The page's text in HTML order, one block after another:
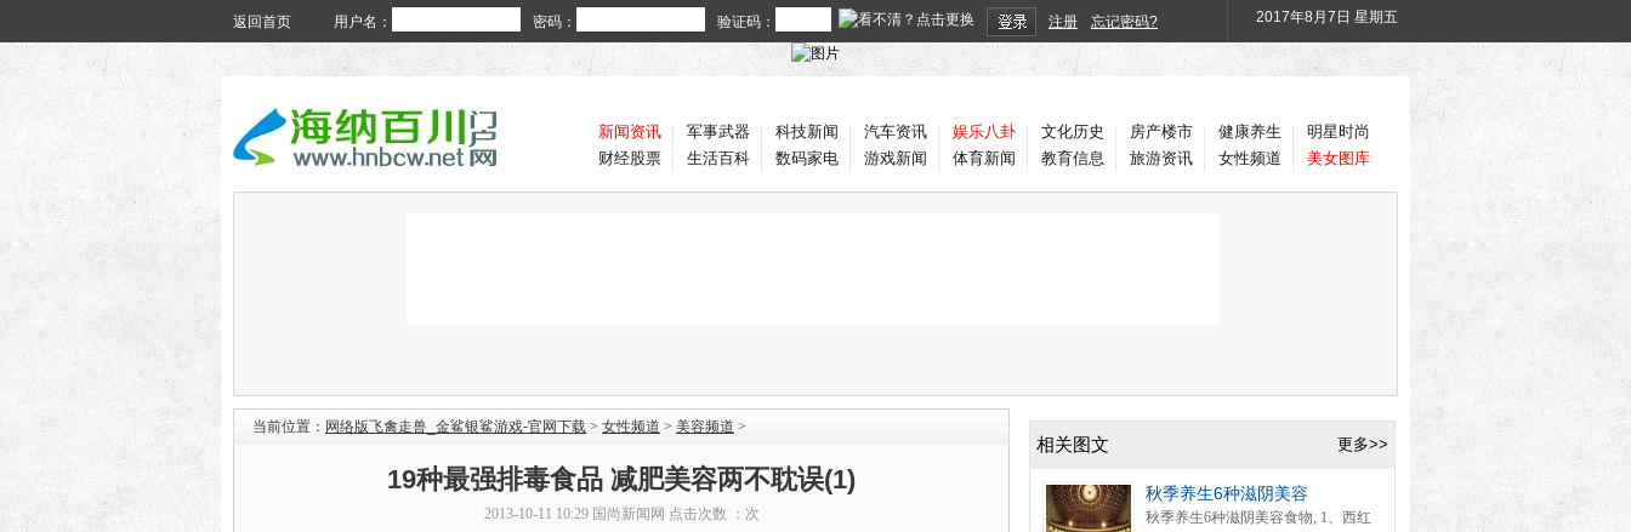
返回首页 用户名： 密码： 验证码： 注册 忘记密码? 2017年8月7日 星期五
新闻资讯
财经股票
军事武器
生活百科
科技新闻
数码家电
汽车资讯
游戏新闻
娱乐八卦
体育新闻
文化历史
教育信息
房产楼市
旅游资讯
健康养生
女性频道
明星时尚
美女图库
当前位置： 网络版飞禽走兽_金鲨银鲨游戏-官网下载 > 女性频道 > 美容频道 >
19种最强排毒食品 减肥美容两不耽误(1)
2013-10-11 10:29 国尚新闻网 点击次数 ： 次
更多>>
相关图文
秋季养生6种滋阴美容
秋季养生6种滋阴美容食物, 1、西红